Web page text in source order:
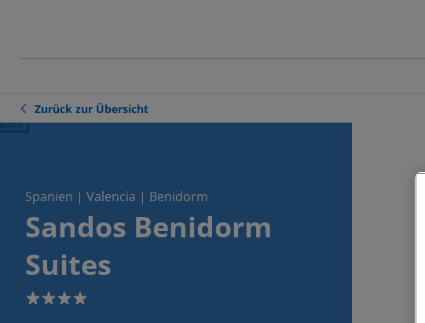
Zurück zur Übersicht
Spanien | Valencia | Benidorm
Sandos Benidorm
Suites
4